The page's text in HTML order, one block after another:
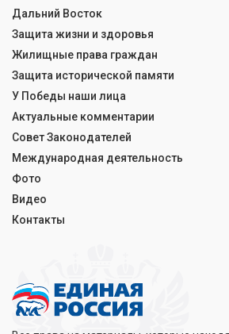
Дальний Восток
Защита жизни и здоровья
Жилищные права граждан
Защита исторической памяти
У Победы наши лица
Актуальные комментарии
Совет Законодателей
Международная деятельность
Фото
Видео
Контакты